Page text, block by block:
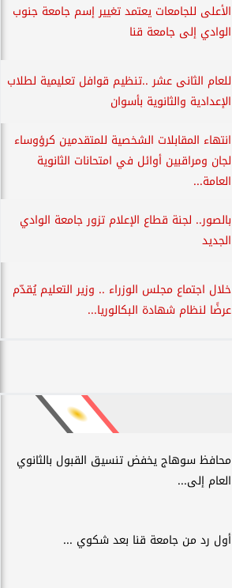
الأعلى للجامعات يعتمد تغيير إسم جامعة جنوب
الوادي إلى جامعة قنا
للعام الثانى عشر ..تنظيم قوافل تعليمية لطلاب
الإعدادية والثانوية بأسوان
انتهاء المقابلات الشخصية للمتقدمين كرؤوساء
لجان ومراقبين أوائل في امتحانات الثانوية
العامة...
بالصور.. لجنة قطاع الإعلام تزور جامعة الوادي
الجديد
خلال اجتماع مجلس الوزراء .. وزير التعليم يُقدّم
عرضًا لنظام شهادة البكالوريا...
محافظ سوهاج يخفض تنسيق القبول بالثانوي
العام إلى...
أول رد من جامعة قنا بعد شكوي ...